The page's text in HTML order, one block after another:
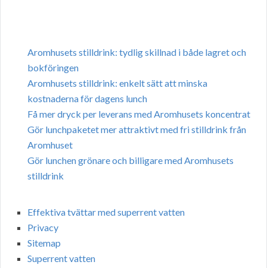
Aromhusets stilldrink: tydlig skillnad i både lagret och
bokföringen
Aromhusets stilldrink: enkelt sätt att minska
kostnaderna för dagens lunch
Få mer dryck per leverans med Aromhusets koncentrat
Gör lunchpaketet mer attraktivt med fri stilldrink från
Aromhuset
Gör lunchen grönare och billigare med Aromhusets
stilldrink
Effektiva tvättar med superrent vatten
Privacy
Sitemap
Superrent vatten